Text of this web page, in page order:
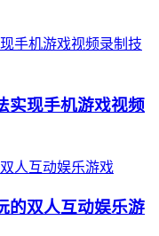
实现手机游戏视频
的双人互动娱乐游